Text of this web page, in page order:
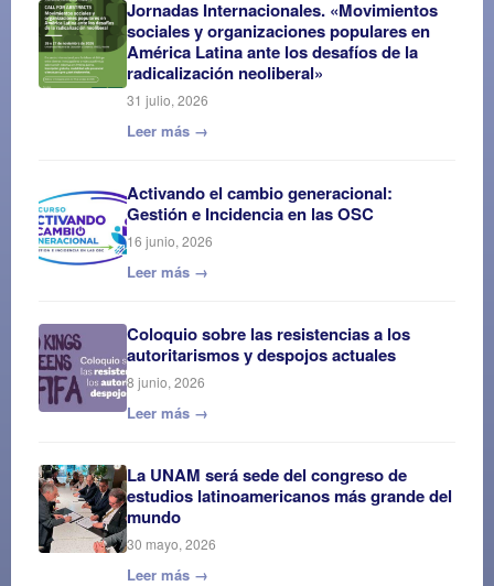
Jornadas Internacionales. «Movimientos
sociales y organizaciones populares en
América Latina ante los desafíos de la
radicalización neoliberal»
31 julio, 2026
Leer más →
Activando el cambio generacional:
Gestión e Incidencia en las OSC
16 junio, 2026
Leer más →
Coloquio sobre las resistencias a los
autoritarismos y despojos actuales
8 junio, 2026
Leer más →
La UNAM será sede del congreso de
estudios latinoamericanos más grande del
mundo
30 mayo, 2026
Leer más →